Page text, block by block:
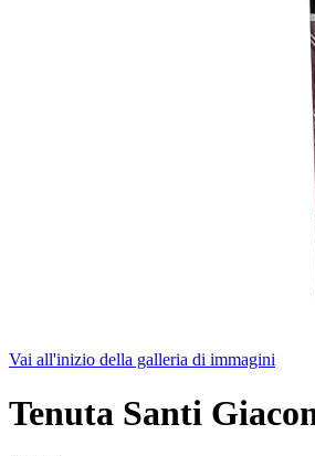
Vai all'inizio della galleria di immagini
Tenuta Santi